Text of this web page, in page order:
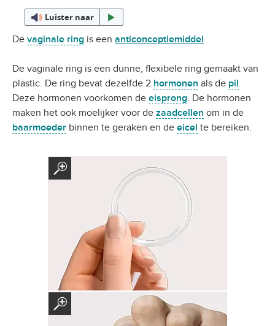
Luister naar
De vaginale ring is een anticonceptiemiddel .
De vaginale ring is een dunne, flexibele ring gemaakt van
plastic. De ring bevat dezelfde 2 hormonen als de pil .
Deze hormonen voorkomen de eisprong. De hormonen
maken het ook moelijker voor de zaadcellen om in de
baarmoeder binnen te geraken en de eicel te bereiken.